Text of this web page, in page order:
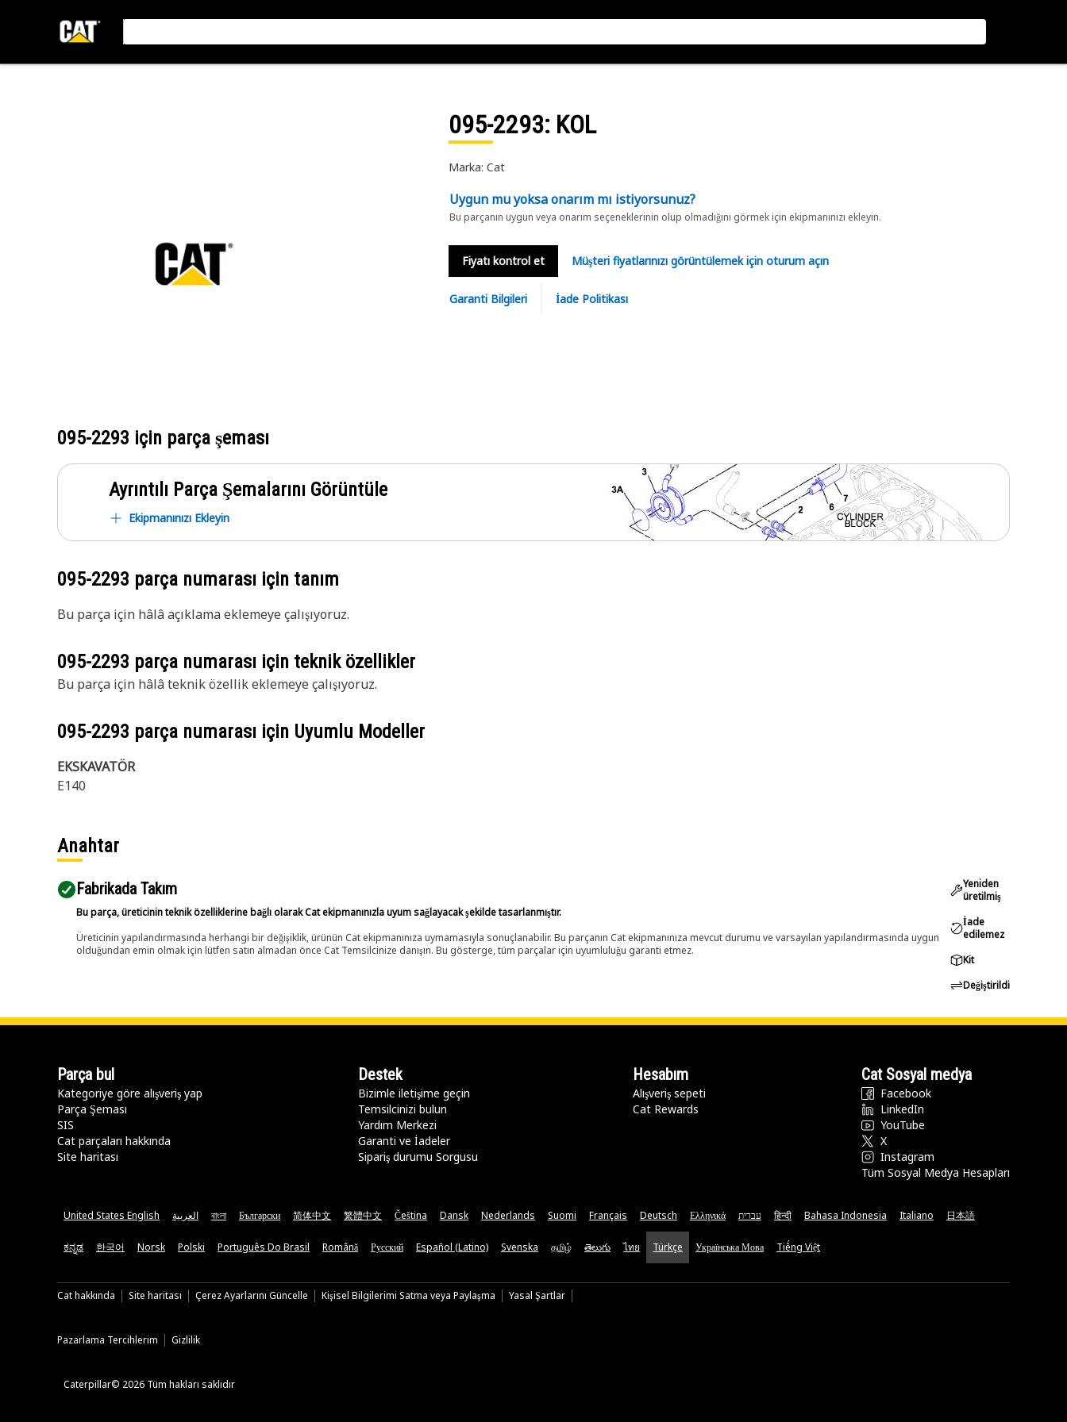
095-2293: KOL
Marka: Cat
Uygun mu yoksa onarım mı istiyorsunuz?
Bu parçanın uygun veya onarım seçeneklerinin olup olmadığını görmek için ekipmanınızı ekleyin.
Fiyatı kontrol et Müşteri fiyatlarınızı görüntülemek için oturum açın
Garanti Bilgileri İade Politikası
095-2293 için parça şeması
Ayrıntılı Parça Şemalarını Görüntüle
Ekipmanınızı Ekleyin
095-2293 parça numarası için tanım
Bu parça için hâlâ açıklama eklemeye çalışıyoruz.
095-2293 parça numarası için teknik özellikler
Bu parça için hâlâ teknik özellik eklemeye çalışıyoruz.
095-2293 parça numarası için Uyumlu Modeller
EKSKAVATÖR
E140
Anahtar
Fabrikada Takım
Bu parça, üreticinin teknik özelliklerine bağlı olarak Cat ekipmanınızla uyum sağlayacak şekilde tasarlanmıştır.
Üreticinin yapılandırmasında herhangi bir değişiklik, ürünün Cat ekipmanınıza uymamasıyla sonuçlanabilir. Bu parçanın Cat ekipmanınıza mevcut durumu ve varsayılan yapılandırmasında uygun
olduğundan emin olmak için lütfen satın almadan önce Cat Temsilcinize danışın. Bu gösterge, tüm parçalar için uyumluluğu garanti etmez.
Yeniden
üretilmiş
İade
edilemez
Kit
Değiştirildi
Parça bul
Kategoriye göre alışveriş yap
Parça Şeması
SIS
Cat parçaları hakkında
Site haritası
Destek
Bizimle iletişime geçin
Temsilcinizi bulun
Yardım Merkezi
Garanti ve İadeler
Sipariş durumu Sorgusu
Hesabım
Alışveriş sepeti
Cat Rewards
Cat Sosyal medya
Facebook
LinkedIn
YouTube
X
Instagram
Tüm Sosyal Medya Hesapları
United States English العربية বাংলা Български 简体中文 繁體中文 Čeština Dansk Nederlands Suomi Français Deutsch Ελληνικά עברית हिन्दी Bahasa Indonesia Italiano 日本語
ಕನ್ನಡ 한국어 Norsk Polski Português Do Brasil Română Русский Español (Latino) Svenska தமிழ் తెలుగు ไทย Türkçe Українська Мова Tiếng Việt
Cat hakkında Site haritası Çerez Ayarlarını Güncelle Kişisel Bilgilerimi Satma veya Paylaşma Yasal Şartlar
Pazarlama Tercihlerim Gizlilik
Caterpillar© 2026 Tüm hakları saklıdır